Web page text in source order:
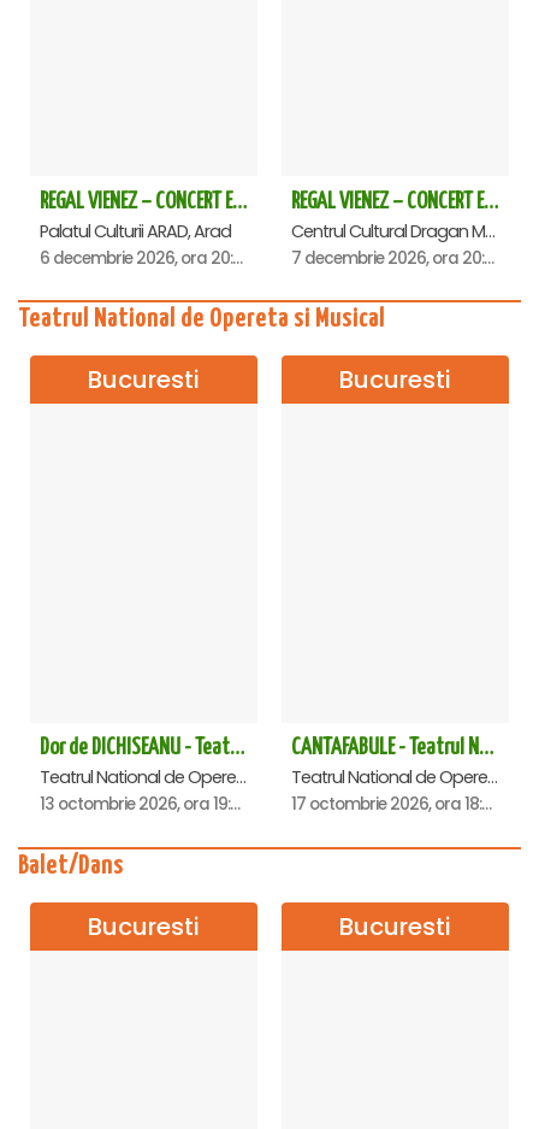
REGAL VIENEZ – CONCERT EXTRAORDINAR DE CRACIUN - Arad
Palatul Culturii ARAD, Arad
6 decembrie 2026, ora 20:00
REGAL VIENEZ – CONCERT EXTRAORDINAR DE CRACIUN - Deva
Centrul Cultural Dragan Muntean, Deva
7 decembrie 2026, ora 20:00
Teatrul National de Opereta si Musical
Bucuresti
Dor de DICHISEANU - Teatrul Național de Operetă și Musical „Ion Dacian"
Teatrul National de Opereta si Musical Ion Dacian, Bucuresti
13 octombrie 2026, ora 19:00
Bucuresti
CANTAFABULE - Teatrul National de Opereta si Musical
Teatrul National de Opereta si Musical Ion Dacian, Bucuresti
17 octombrie 2026, ora 18:00
Balet/Dans
Bucuresti Bucuresti